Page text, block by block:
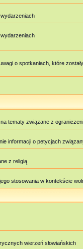
o spotkaniach, które
tematy związane z
informacji o petycjach
z religią
stosowania w kontekście
wierzeń słowiańskich